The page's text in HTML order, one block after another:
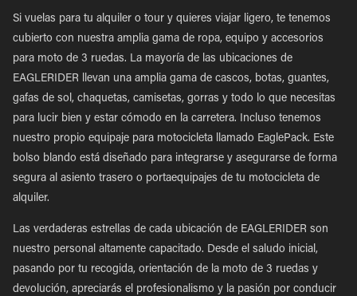
Si vuelas para tu alquiler o tour y quieres viajar ligero, te tenemos
cubierto con nuestra amplia gama de ropa, equipo y accesorios
para moto de 3 ruedas. La mayoría de las ubicaciones de
EAGLERIDER llevan una amplia gama de cascos, botas, guantes,
gafas de sol, chaquetas, camisetas, gorras y todo lo que necesitas
para lucir bien y estar cómodo en la carretera. Incluso tenemos
nuestro propio equipaje para motocicleta llamado EaglePack. Este
bolso blando está diseñado para integrarse y asegurarse de forma
segura al asiento trasero o portaequipajes de tu motocicleta de
alquiler.
Las verdaderas estrellas de cada ubicación de EAGLERIDER son
nuestro personal altamente capacitado. Desde el saludo inicial,
pasando por tu recogida, orientación de la moto de 3 ruedas y
devolución, apreciarás el profesionalismo y la pasión por conducir